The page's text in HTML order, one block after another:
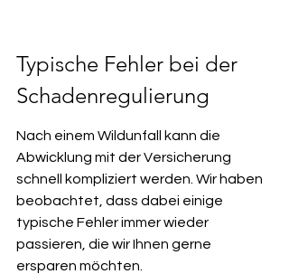
Typische Fehler bei der
Schadenregulierung
Nach einem Wildunfall kann die
Abwicklung mit der Versicherung
schnell kompliziert werden. Wir haben
beobachtet, dass dabei einige
typische Fehler immer wieder
passieren, die wir Ihnen gerne
ersparen möchten.